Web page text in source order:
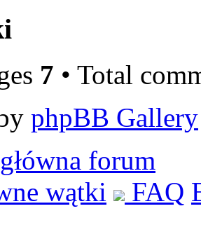
7 • Total
phpBB Gallery
forum
wątki
FAQ